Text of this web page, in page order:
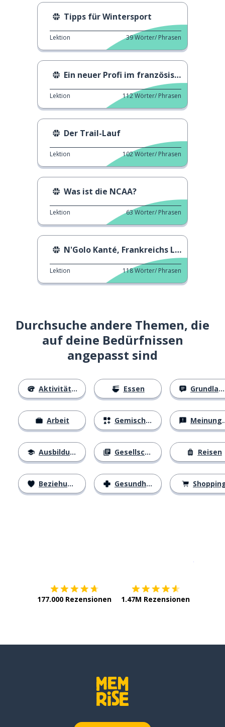
Tipps für Wintersport
Lektion 39Wörter/ Phrasen
Ein neuer Profi im französischen Radsport
Lektion 112Wörter/ Phrasen
Der Trail-Lauf
Lektion 102Wörter/ Phrasen
Was ist die NCAA?
Lektion 63Wörter/ Phrasen
N'Golo Kanté, Frankreichs Liebling
Lektion 118Wörter/ Phrasen
Durchsuche andere Themen, die
auf deine Bedürfnissen
angepasst sind
Aktivitäten
Arbeit
Ausbildung
Beziehungen
Essen
Gemischtes
Gesellschaft
Gesundheit
Grundlagen
Meinungen
Reisen
177.000 Rezensionen 1.47M Rezensionen